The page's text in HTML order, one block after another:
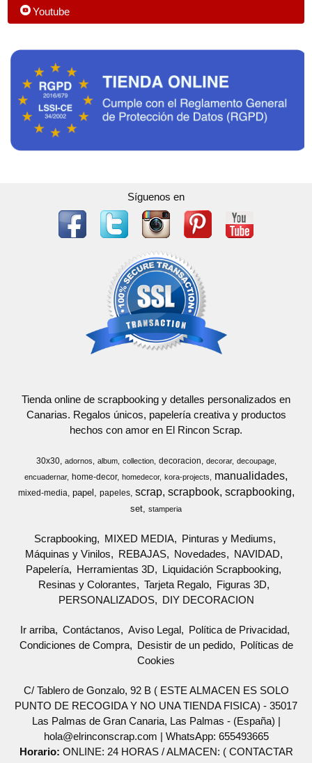
Youtube
Síguenos en
Tienda online de scrapbooking y detalles personalizados en
Canarias. Regalos únicos, papelería creativa y productos
hechos con amor en El Rincon Scrap.
30x30 adornos album collection decoracion decorar
decoupage
encuadernar
home-decor homedecor kora-projects manualidades
mixed-media papel papeles scrap scrapbook scrapbooking
set stamperia
Scrapbooking MIXED MEDIA
Pinturas y Mediums
Máquinas y Vinilos
REBAJAS Novedades
NAVIDAD
Papelería
Herramientas 3D
Liquidación Scrapbooking
Resinas y Colorantes
Tarjeta Regalo
Figuras 3D
PERSONALIZADOS
DIY DECORACION
Ir arriba Contáctanos Aviso Legal
Política de Privacidad
Condiciones de Compra
Desistir de un pedido
Políticas de
Cookies
C/ Tablero de Gonzalo, 92 B ( ESTE ALMACEN ES SOLO
PUNTO DE RECOGIDA Y NO UNA TIENDA FISICA) - 35017
Las Palmas de Gran Canaria, Las Palmas - (España) |
hola@elrinconscrap.com | WhatsApp: 655493665
Horario: ONLINE: 24 HORAS / ALMACEN: ( CONTACTAR